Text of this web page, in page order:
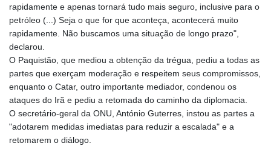
rapidamente e apenas tornará tudo mais seguro, inclusive para o
petróleo (...) Seja o que for que aconteça, acontecerá muito
rapidamente. Não buscamos uma situação de longo prazo",
declarou.
O Paquistão, que mediou a obtenção da trégua, pediu a todas as
partes que exerçam moderação e respeitem seus compromissos,
enquanto o Catar, outro importante mediador, condenou os
ataques do Irã e pediu a retomada do caminho da diplomacia.
O secretário-geral da ONU, António Guterres, instou as partes a
"adotarem medidas imediatas para reduzir a escalada" e a
retomarem o diálogo.